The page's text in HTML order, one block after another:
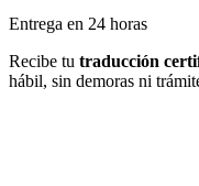
Entrega en 24 horas
Recibe tu traducción
hábil, sin demoras ni